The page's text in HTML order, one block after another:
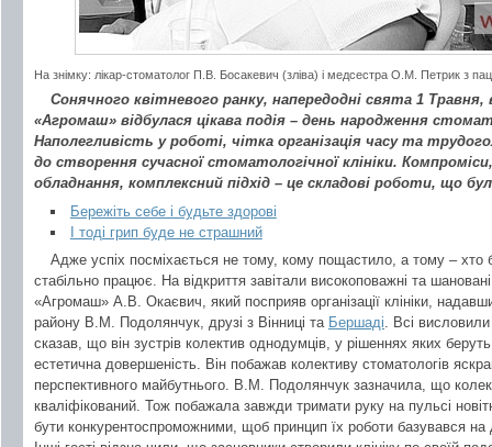
На знімку: лікар-стоматолог П.В. Босакевич (зліва) і медсестра О.М. Петрик з
Сонячного квітневого ранку, напередодні свята 1 Травня,
«Агромаш» відбулася цікава подія – день народження
Наполегливість у роботі, чітка організація часу та
до створення сучасної стоматологічної клініки.
обладнання, комплексний підхід – це складові роботи, що
Бережіть себе і будьте здорові
І тоді грип буде не страшний
Адже успіх посміхається не тому, кому пощастило, а тому – хто
стабільно працює. На відкриття завітали високоповажні та шановані
«Агромаш» А.В. Окаєвич, який посприяв організації клініки,
району В.М. Подолянчук, друзі з Вінниці та Бершаді. Всі
сказав, що він зустрів колектив однодумців, у рішеннях яких
естетична довершеність. Він побажав колективу стоматологів
перспективного майбутнього. В.М. Подолянчук зазначила, що
кваліфікований. Тож побажала завжди тримати руку на пульсі
бути конкурентоспроможними, щоб принцип їх роботи базувався